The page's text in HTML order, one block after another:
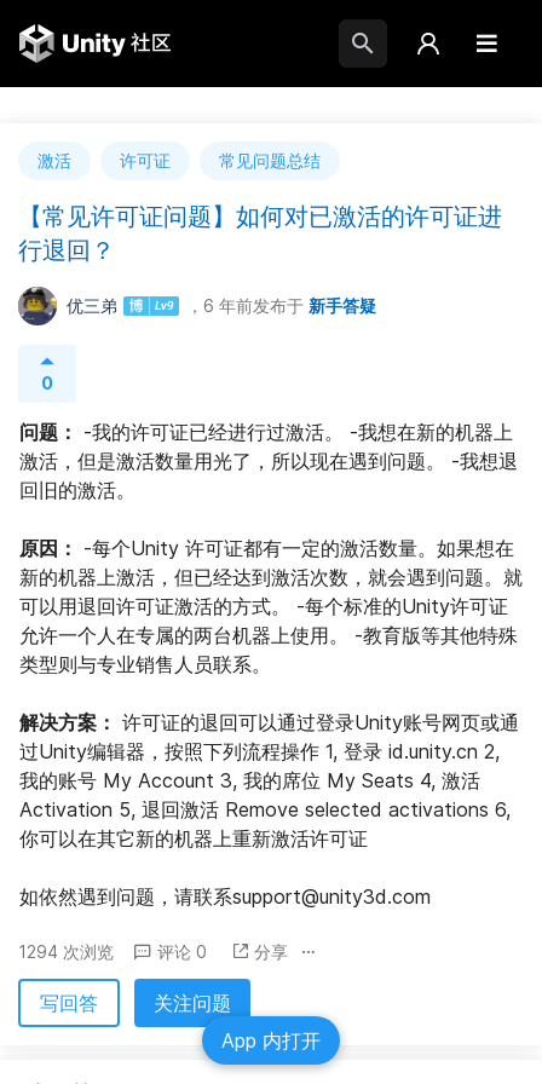
激活 许可证 常见问题总结
【常见许可证问题】如何对已激活的许可证进
行退回？
优三弟 ，6 年前发布于 新手答疑
0
问题： -我的许可证已经进行过激活。 -我想在新的机器上
激活，但是激活数量用光了，所以现在遇到问题。 -我想退
回旧的激活。
原因： -每个Unity 许可证都有一定的激活数量。如果想在
新的机器上激活，但已经达到激活次数，就会遇到问题。就
可以用退回许可证激活的方式。 -每个标准的Unity许可证
允许一个人在专属的两台机器上使用。 -教育版等其他特殊
类型则与专业销售人员联系。
解决方案： 许可证的退回可以通过登录Unity账号网页或通
过Unity编辑器，按照下列流程操作 1, 登录 id.unity.cn 2,
我的账号 My Account 3, 我的席位 My Seats 4, 激活
Activation 5, 退回激活 Remove selected activations 6,
你可以在其它新的机器上重新激活许可证
如依然遇到问题，请联系support@unity3d.com
1294 次浏览 评论 0 分享
写回答 关注问题
App 内打开